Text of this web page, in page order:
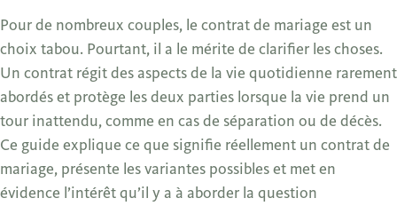
Pour de nombreux couples, le contrat de mariage est un
choix tabou. Pourtant, il a le mérite de clarifier les choses.
Un contrat régit des aspects de la vie quotidienne rarement
abordés et protège les deux parties lorsque la vie prend un
tour inattendu, comme en cas de séparation ou de décès.
Ce guide explique ce que signifie réellement un contrat de
mariage, présente les variantes possibles et met en
évidence l’intérêt qu’il y a à aborder la question